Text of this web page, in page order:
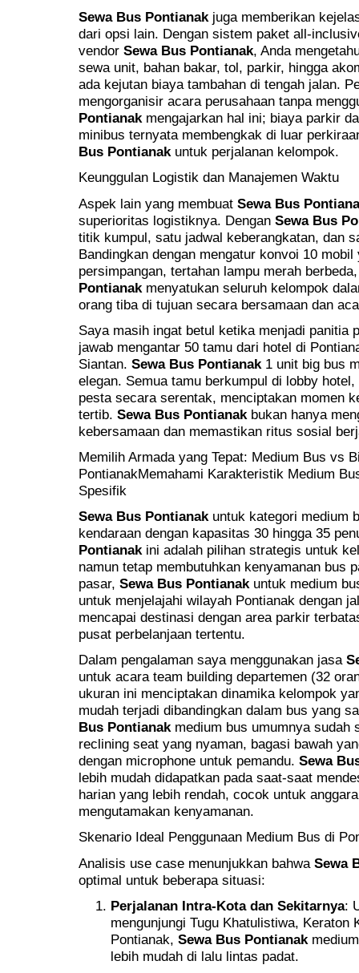
Sewa Bus Pontianakjuga memberikan
dari opsi lain. Dengan sistem paket all-
vendor Sewa Bus Pontianak, Anda
sewa unit, bahan bakar, tol, parkir, hingga
ada kejutan biaya tambahan di tengah jalan.
mengorganisir acara perusahaan tanpa
Pontianakmengajarkan hal ini; biaya parkir
minibus ternyata membengkak di luar
Bus Pontianakuntuk perjalanan kelompok.
Keunggulan Logistik dan Manajemen Waktu
Aspek lain yang membuat Sewa Bus
superioritas logistiknya. Dengan Sewa Bus
titik kumpul, satu jadwal keberangkatan, dan
Bandingkan dengan mengatur konvoi 10
persimpangan, tertahan lampu merah
Pontianak menyatukan seluruh kelompok
orang tiba di tujuan secara bersamaan dan
Saya masih ingat betul ketika menjadi panitia
jawab mengantar 50 tamu dari hotel di
Siantan. Sewa Bus Pontianak 1 unit big bus
elegan. Semua tamu berkumpul di lobby
pesta secara serentak, menciptakan momen
tertib. Sewa Bus Pontianak bukan hanya
kebersamaan dan memastikan ritus sosial
Memilih Armada yang Tepat: Medium Bus vs
PontianakMemahami Karakteristik Medium
Spesifik
Sewa Bus Pontianakuntuk kategori medium
kendaraan dengan kapasitas 30 hingga 35
Pontianakini adalah pilihan strategis untuk
namun tetap membutuhkan kenyamanan bus
pasar, Sewa Bus Pontianakuntuk medium
untuk menjelajahi wilayah Pontianak dengan
mencapai destinasi dengan area parkir
pusat perbelanjaan tertentu.
Dalam pengalaman saya menggunakan jasa
untuk acara team building departemen (32
ukuran ini menciptakan dinamika kelompok
mudah terjadi dibandingkan dalam bus yang
Bus Pontianakmedium bus umumnya sudah
reclining seat yang nyaman, bagasi bawah
dengan microphone untuk pemandu. Sewa
lebih mudah didapatkan pada saat-saat
harian yang lebih rendah, cocok untuk
mengutamakan kenyamanan.
Skenario Ideal Penggunaan Medium Bus di
Analisis use case menunjukkan bahwa Sewa
optimal untuk beberapa situasi:
Perjalanan Intra-Kota dan Sekitarnya:
mengunjungi Tugu Khatulistiwa, Keraton
Pontianak, Sewa Bus Pontianak
lebih mudah di lalu lintas padat.